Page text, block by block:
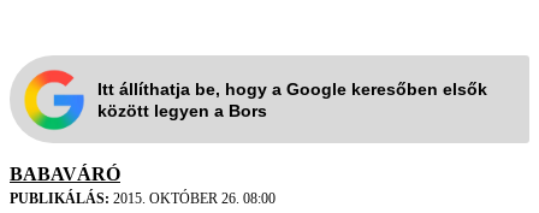
Itt állíthatja be, hogy a Google keresőben elsők
között legyen a Bors
BABAVÁRÓ
PUBLIKÁLÁS: 2015. OKTÓBER 26. 08:00